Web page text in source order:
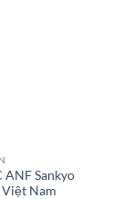
ANF Sankyo
Việt Nam